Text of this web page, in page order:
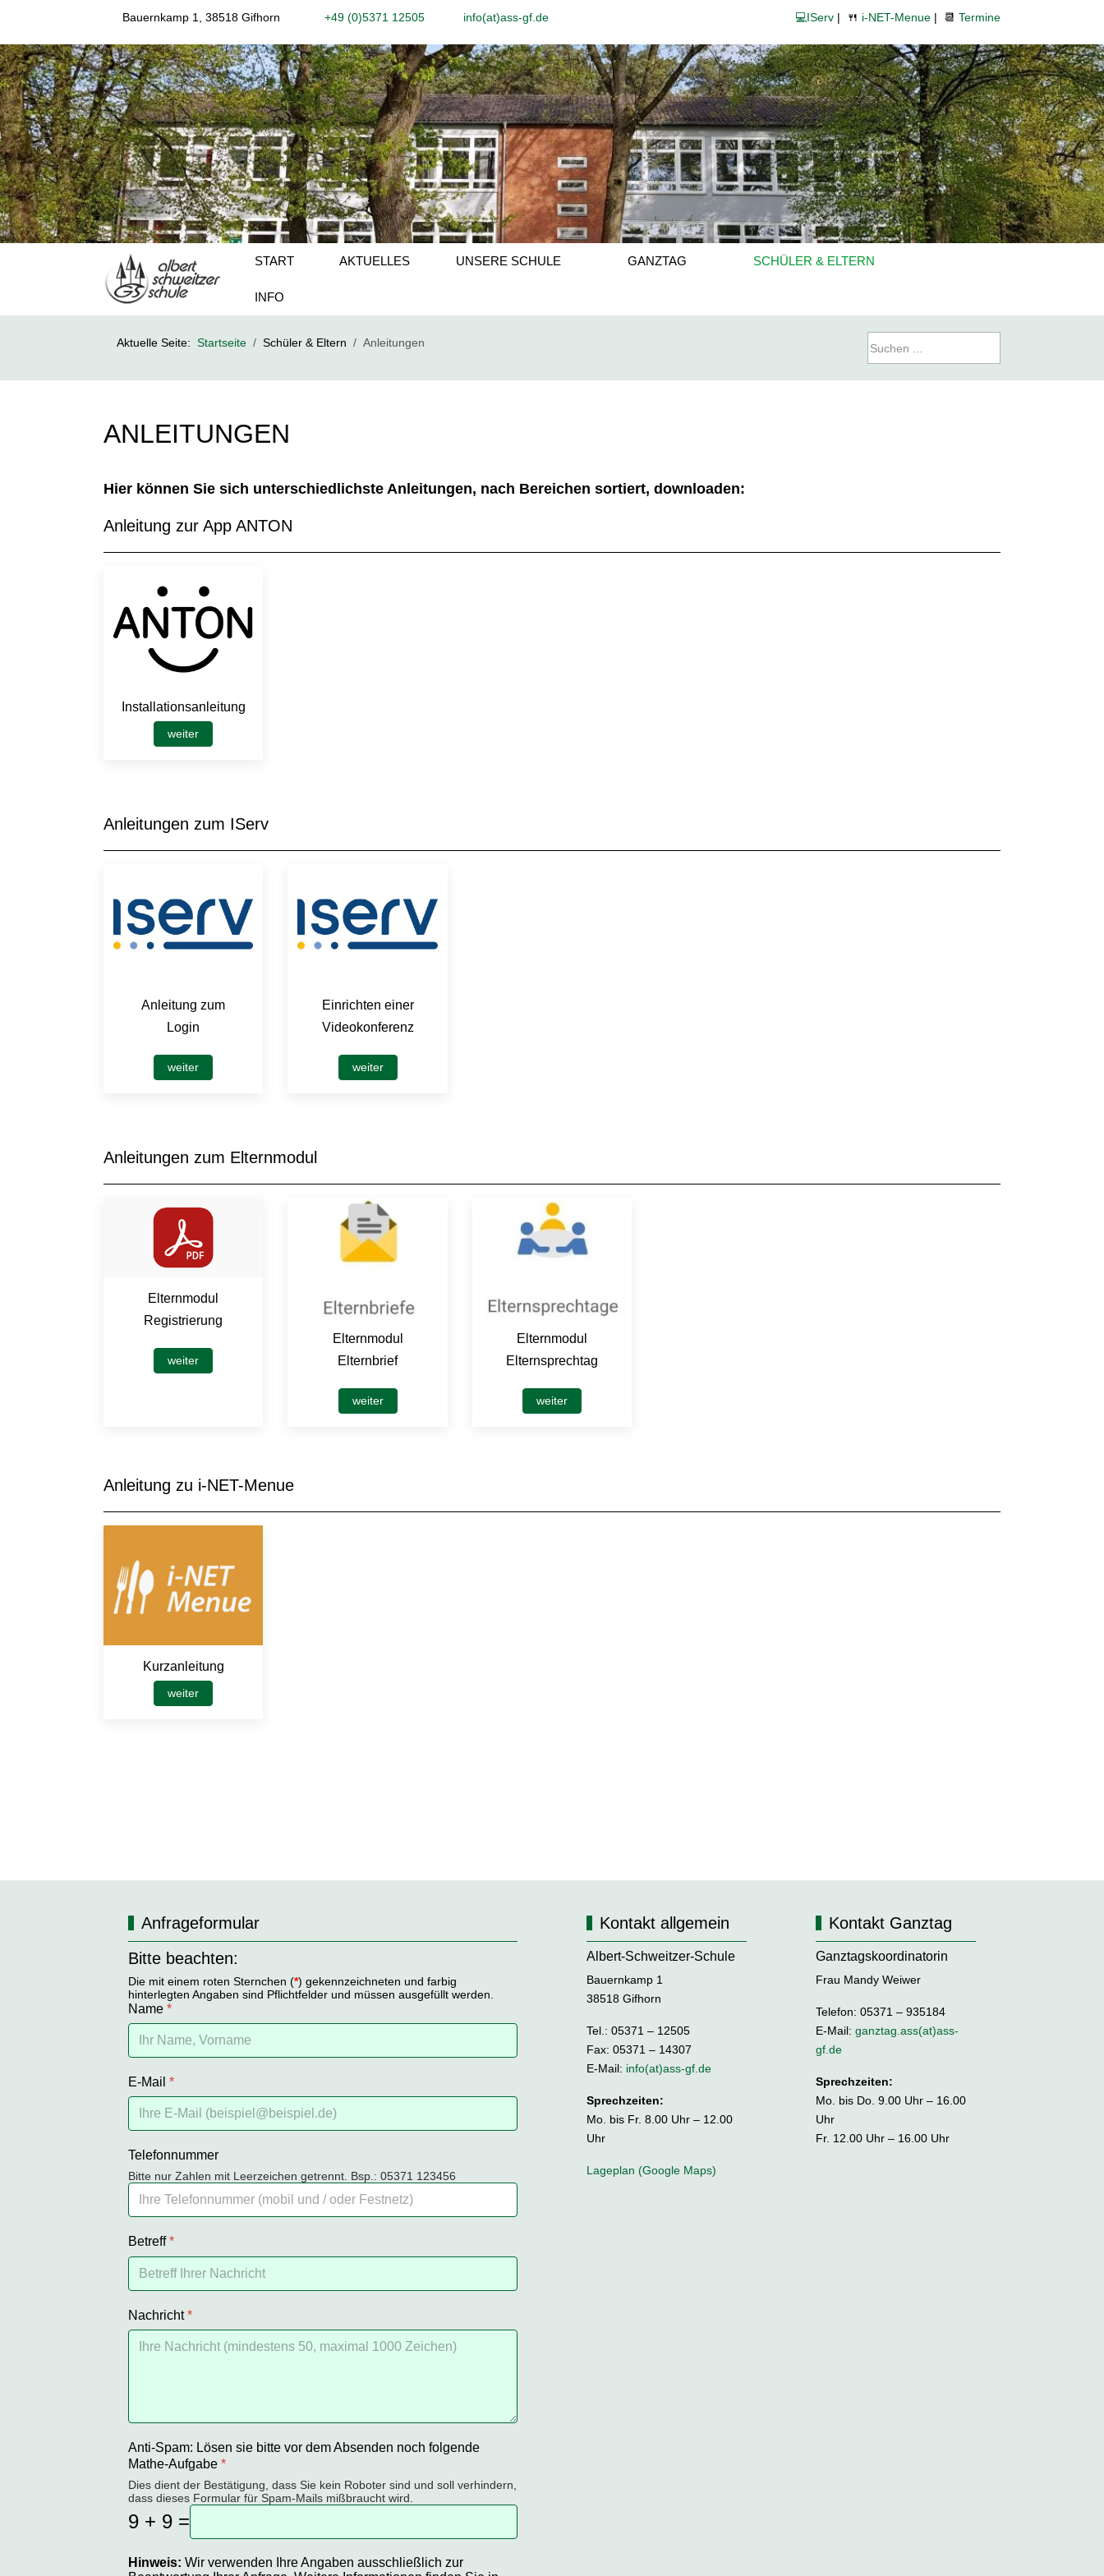
Bauernkamp 1, 38518 Gifhorn +49 (0)5371 12505 info(at)ass-gf.de 💻IServ | 🍴 i-NET-Menue | 📆 Termine
START AKTUELLES UNSERE SCHULE GANZTAG SCHÜLER & ELTERN
INFO
Aktuelle Seite: Startseite Schüler & Eltern Anleitungen
ANLEITUNGEN
Hier können Sie sich unterschiedlichste Anleitungen, nach Bereichen sortiert, downloaden:
Anleitung zur App ANTON
Installationsanleitung
weiter
Anleitungen zum IServ
Anleitung zum
Login
weiter
Einrichten einer
Videokonferenz
weiter
Anleitungen zum Elternmodul
Elternmodul
Registrierung
weiter
Elternmodul
Elternbrief
weiter
Elternmodul
Elternsprechtag
weiter
Anleitung zu i-NET-Menue
Kurzanleitung
weiter
Anfrageformular
Bitte beachten:
Die mit einem roten Sternchen (*) gekennzeichneten und farbig
hinterlegten Angaben sind Pflichtfelder und müssen ausgefüllt werden.
Name *
E-Mail *
Telefonnummer
Bitte nur Zahlen mit Leerzeichen getrennt. Bsp.: 05371 123456
Betreff*
Nachricht*
Anti-Spam: Lösen sie bitte vor dem Absenden noch folgende
Mathe-Aufgabe *
Dies dient der Bestätigung, dass Sie kein Roboter sind und soll verhindern,
dass dieses Formular für Spam-Mails mißbraucht wird.
9 + 9 =
Hinweis: Wir verwenden Ihre Angaben ausschließlich zur
Kontakt allgemein
Albert-Schweitzer-Schule
Bauernkamp 1
38518 Gifhorn
Tel.: 05371 – 12505
Fax: 05371 – 14307
E-Mail: info(at)ass-gf.de
Sprechzeiten:
Mo. bis Fr. 8.00 Uhr – 12.00
Uhr
Lageplan (Google Maps)
Kontakt Ganztag
Ganztagskoordinatorin
Frau Mandy Weiwer
Telefon: 05371 – 935184
E-Mail: ganztag.ass(at)ass-
gf.de
Sprechzeiten:
Mo. bis Do. 9.00 Uhr – 16.00
Uhr
Fr. 12.00 Uhr – 16.00 Uhr